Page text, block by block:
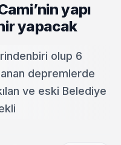
yapı
yapacak
olup 6
depremlerde
ve eski Belediye